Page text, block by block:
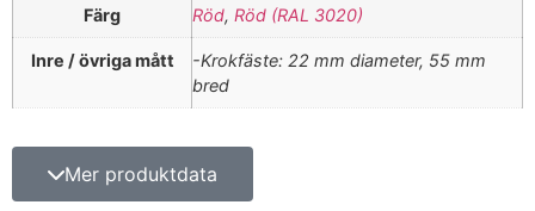
Färg Röd, Röd (RAL 3020)
Inre / övriga mått
-Krokfäste: 22 mm diameter, 55 mm
bred
Mer produktdata